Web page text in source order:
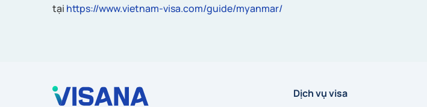
tại https://www.vietnam-visa.com/guide/myanmar/
Dịch vụ visa